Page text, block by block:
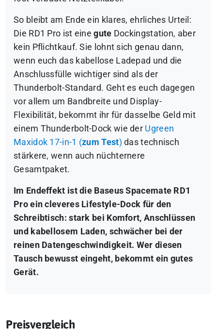
So bleibt am Ende ein klares, ehrliches Urteil:
Die RD1 Pro ist einegute Dockingstation, aber
kein Pflichtkauf. Sie lohnt sich genau dann,
wenn euch das kabellose Ladepad und die
Anschlussfülle wichtiger sind als der
Thunderbolt-Standard. Geht es euch dagegen
vor allem um Bandbreite und Display-
Flexibilität, bekommt ihr für dasselbe Geld mit
einem Thunderbolt-Dock wie der Ugreen
Maxidok 17-in-1 (zum Test) das technisch
stärkere, wenn auch nüchternere
Gesamtpaket.
Im Endeffekt ist die Baseus Spacemate RD1
Pro ein cleveres Lifestyle-Dock für den
Schreibtisch: stark bei Komfort, Anschlüssen
und kabellosem Laden, schwächer bei der
reinen Datengeschwindigkeit. Wer diesen
Tausch bewusst eingeht, bekommt ein gutes
Gerät.
Preisvergleich